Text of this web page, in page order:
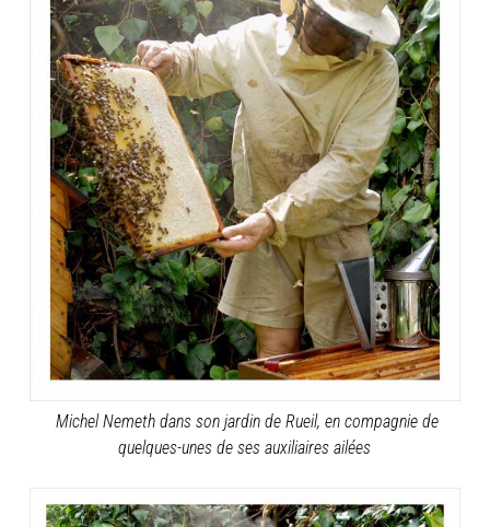
Michel Nemeth dans son jardin de Rueil, en compagnie de
quelques-unes de ses auxiliaires ailées